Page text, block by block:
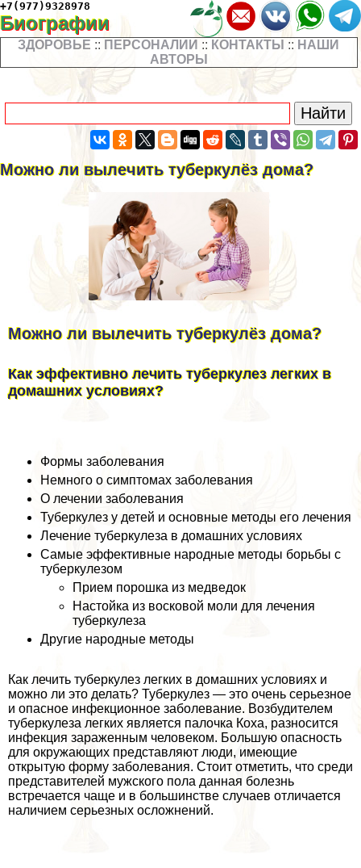
+7(977)9328978
Биографии
ЗДОРОВЬЕ :: ПЕРСОНАЛИИ :: КОНТАКТЫ :: НАШИ
АВТОРЫ
Можно ли вылечить туберкулёз дома?
Можно ли вылечить туберкулёз дома?
Как эффективно лечить туберкулез легких в
домашних условиях?
Формы заболевания
Немного о симптомах заболевания
О лечении заболевания
Туберкулез у детей и основные методы его лечения
Лечение туберкулеза в домашних условиях
Самые эффективные народные методы борьбы с
туберкулезом
Прием порошка из медведок
Настойка из восковой моли для лечения
туберкулеза
Другие народные методы
Как лечить туберкулез легких в домашних условиях и
можно ли это делать? Туберкулез — это очень серьезное
и опасное инфекционное заболевание. Возбудителем
туберкулеза легких является палочка Коха, разносится
инфекция зараженным человеком. Большую опасность
для окружающих представляют люди, имеющие
открытую форму заболевания. Стоит отметить, что среди
представителей мужского пола данная болезнь
встречается чаще и в большинстве случаев отличается
наличием серьезных осложнений.